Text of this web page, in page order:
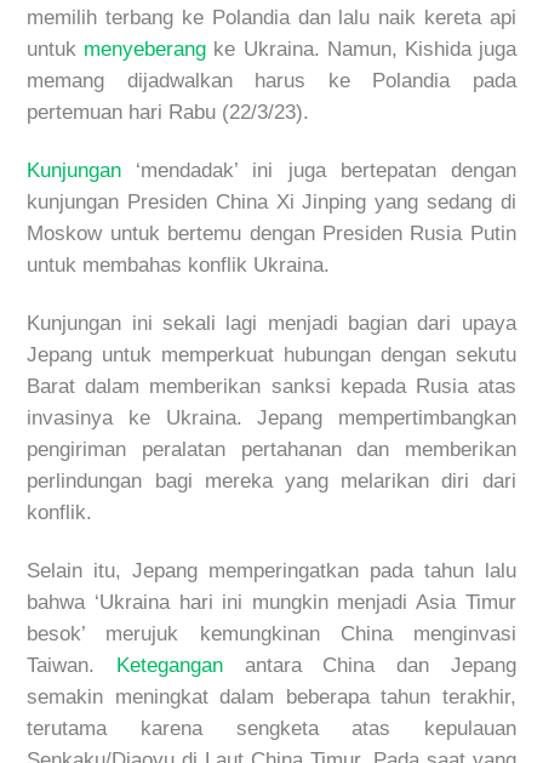
memilih terbang ke Polandia dan lalu naik kereta api
untuk menyeberang ke Ukraina. Namun, Kishida juga
memang dijadwalkan harus ke Polandia pada
pertemuan hari Rabu (22/3/23).
Kunjungan ‘mendadak’ ini juga bertepatan dengan
kunjungan Presiden China Xi Jinping yang sedang di
Moskow untuk bertemu dengan Presiden Rusia Putin
untuk membahas konflik Ukraina.
Kunjungan ini sekali lagi menjadi bagian dari upaya
Jepang untuk memperkuat hubungan dengan sekutu
Barat dalam memberikan sanksi kepada Rusia atas
invasinya ke Ukraina. Jepang mempertimbangkan
pengiriman peralatan pertahanan dan memberikan
perlindungan bagi mereka yang melarikan diri dari
konflik.
Selain itu, Jepang memperingatkan pada tahun lalu
bahwa ‘Ukraina hari ini mungkin menjadi Asia Timur
besok’ merujuk kemungkinan China menginvasi
Taiwan.
Ketegangan antara China dan Jepang
semakin meningkat dalam beberapa tahun terakhir,
terutama karena sengketa atas kepulauan